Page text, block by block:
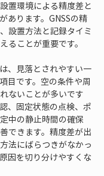
置環境による精度差と
あります。GNSSの精
設置方法と記録タイミ
ることが重要です。
、見落とされやすい一
目です。空の条件や周
ないことが多いです
、固定状態の点検、ポ
中の静止時間の確保
できます。精度差が出
法にばらつきがなかっ
因を切り分けやすくな